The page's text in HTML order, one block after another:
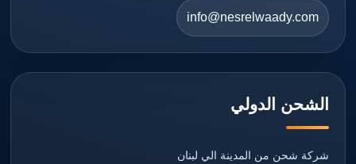
info@nesrelwaady.com
الشحن الدولي
شركة شحن من المدينة الي لبنان